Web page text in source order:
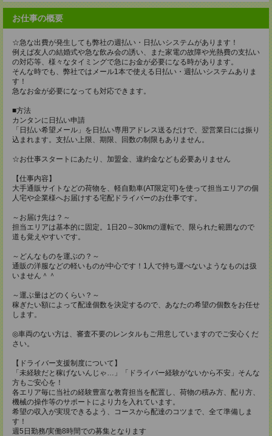
お仕事の概要
☆急な出費が発生しても弊社の週払い・日払いシステムがあります！
例えば友人の結婚式や急な飲み会の誘い、また家電の故障や光熱費の支払い
の対応等、様々なタイミングで急にお金が必要になる時があります。
そんな時でも、弊社ではメール1本で使える日払い・週払いシステムありま
す！
急なお金が必要になっても対応できます。
■方法
カンタンに日払い申請
「日払い希望メール」を日払い専用アドレス送るだけで、翌営業日には振り
込まれます。支払い上限、期限、回数の制限もありません。
☆お仕事スタートにあたり、加盟金、違約金なども必要ありません
【仕事内容】
大手通販サイトなどの荷物を、軽自動車(AT限定可)を使って担当エリアの個
人宅や企業様へお届けする宅配ドライバーのお仕事です。
～お届け先は？～
担当エリアは基本的に固定。1日20～30kmの運転で、限られた範囲なので
道も覚えやすいです。
～どんなものを運ぶの？～
通販の洋服などの軽いものが中心です！1人で持ち運べないようなものは扱
いません＾＾
～運ぶ量はどのくらい？～
稼ぎたい額によって配達個数を決定するので、あなたの希望の個数をお任せ
します。
◎車両のない方は、審査不要のレンタルもご用意していますのでご安心くだ
さい。
【ドライバー支援制度について】
「未経験だと稼げないんじゃ…」「ドライバー経験がないから不安」そんな
方もご安心を！
各エリア毎に当社の経験豊富な教育担当を配置し、荷物の積み方、配り方、
機械の操作等のサポートにより力を入れています。
希望の収入が実現できるよう、コースから配達のコツまで、全て準備しま
す！
週5日勤務/実働8時間での募集となります